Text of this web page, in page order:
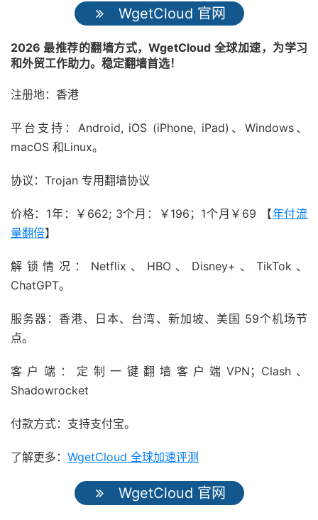
WgetCloud 官网
2026 最推荐的翻墙方式，WgetCloud 全球加速，为学习
和外贸工作助力。稳定翻墙首选！
注册地：香港
平台支持：Android, iOS (iPhone, iPad)、Windows、
macOS 和Linux。
协议：Trojan 专用翻墙协议
价格：1年：￥662; 3个月：￥196；1个月￥69 【年付流
量翻倍】
解锁情况：Netflix、HBO、Disney+、TikTok、
ChatGPT。
服务器：香港、日本、台湾、新加坡、美国 59个机场节
点。
客户端：定制一键翻墙客户端VPN；Clash、
Shadowrocket
付款方式：支持支付宝。
了解更多： WgetCloud 全球加速评测
WgetCloud 官网